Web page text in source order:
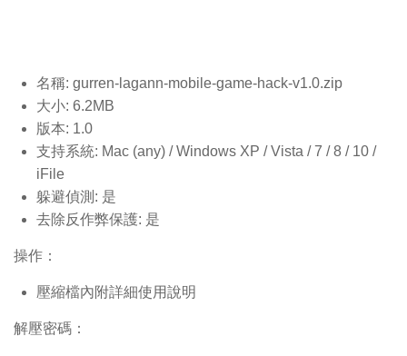
名稱: gurren-lagann-mobile-game-hack-v1.0.zip
大小: 6.2MB
版本: 1.0
支持系統: Mac (any) / Windows XP / Vista / 7 / 8 / 10 /
iFile
躲避偵測: 是
去除反作弊保護: 是
操作：
壓縮檔內附詳細使用說明
解壓密碼：